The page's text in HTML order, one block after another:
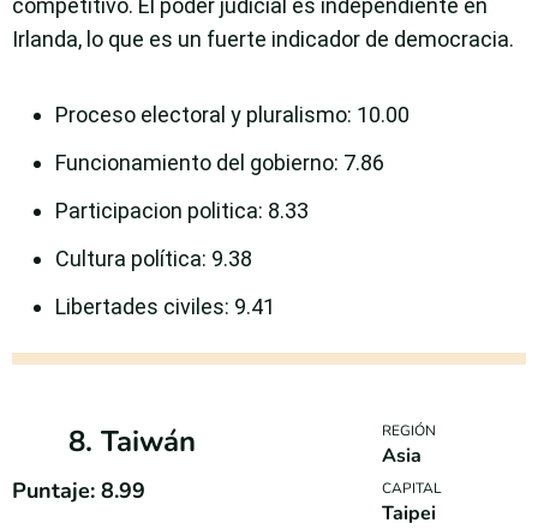
competitivo. El poder judicial es independiente en
Irlanda, lo que es un fuerte indicador de democracia.
Proceso electoral y pluralismo: 10.00
Funcionamiento del gobierno: 7.86
Participacion politica: 8.33
Cultura política: 9.38
Libertades civiles: 9.41
8. Taiwán
Puntaje: 8.99
REGIÓN
Asia
CAPITAL
Taipei